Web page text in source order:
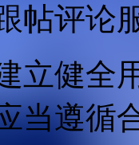
帖评论
立健
当遵循